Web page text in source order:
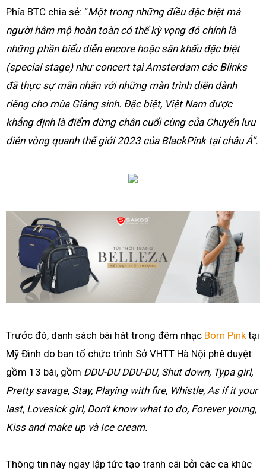
Phía BTC chia sẻ: “Một trong những điều đặc biệt mà
người hâm mộ hoàn toàn có thể kỳ vọng đó chính là
những phần biểu diễn encore hoặc sân khấu đặc biệt
(special stage) như concert tại Amsterdam các Blinks
đã thực sự mãn nhãn với những màn trình diễn dành
riêng cho mùa Giáng sinh. Đặc biệt, Việt Nam được
khẳng định là điểm dừng chân cuối cùng của Chuyến lưu
diễn vòng quanh thế giới 2023 của BlackPink tại châu Á”.
Trước đó, danh sách bài hát trong đêm nhạc Born Pink tại
Mỹ Đình do ban tổ chức trình Sở VHTT Hà Nội phê duyệt
gồm 13 bài, gồm DDU-DU DDU-DU, Shut down, Typa girl,
Pretty savage, Stay, Playing with fire, Whistle, As if it your
last, Lovesick girl, Don’t know what to do, Forever young,
Kiss and make up và Ice cream.
Thông tin này ngay lập tức tạo tranh cãi bởi các ca khúc